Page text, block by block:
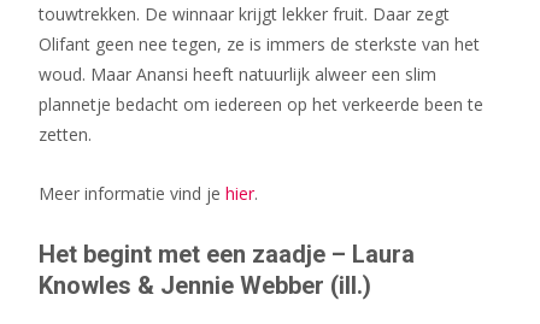
touwtrekken. De winnaar krijgt lekker fruit. Daar zegt
Olifant geen nee tegen, ze is immers de sterkste van het
woud. Maar Anansi heeft natuurlijk alweer een slim
plannetje bedacht om iedereen op het verkeerde been te
zetten.
Meer informatie vind je hier.
Het begint met een zaadje – Laura
Knowles & Jennie Webber (ill.)